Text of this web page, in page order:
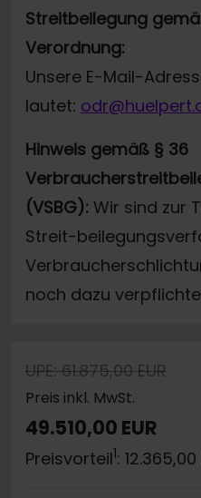
Streitbeilegung
Verordnung:
Unsere E-Mail-
lautet:
Hinweis gemäß § 36
(VSBG): Wir sind zur
Streit-
noch dazu
UPE: 61.875,00 EUR
Preis inkl. MwSt.
49.510,00 EUR
Preisvorteil1: 12.365,00